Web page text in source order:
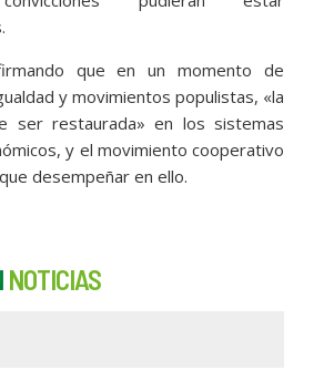
que en un momento de
y movimientos populistas, «la
ser restaurada» en los sistemas
y el movimiento cooperativo
desempeñar en ello.
NOTICIAS